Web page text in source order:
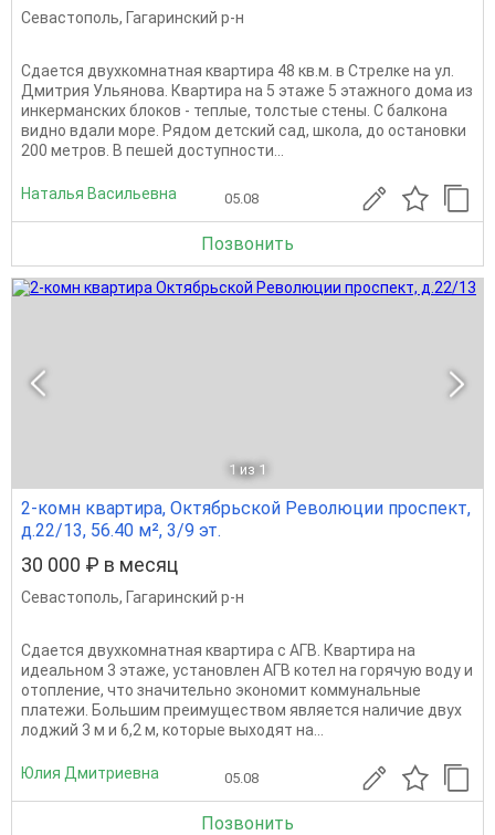
Севастополь, Гагаринский р-н
Сдается двухкомнатная квартира 48 кв.м. в Стрелке на ул.
Дмитрия Ульянова. Квартира на 5 этаже 5 этажного дома из
инкерманских блоков - теплые, толстые стены. С балкона
видно вдали море. Рядом детский сад, школа, до остановки
200 метров. В пешей доступности...
Наталья Васильевна 05.08
Позвонить
1 из 1
2-комн квартира, Октябрьской Революции проспект,
д.22/13, 56.40 м², 3/9 эт.
30 000 ₽ в месяц
Севастополь, Гагаринский р-н
Сдается двухкомнатная квартира с АГВ. Квартира на
идеальном 3 этаже, установлен АГВ котел на горячую воду и
отопление, что значительно экономит коммунальные
платежи. Большим преимуществом является наличие двух
лоджий 3 м и 6,2 м, которые выходят на...
Юлия Дмитриевна 05.08
Позвонить